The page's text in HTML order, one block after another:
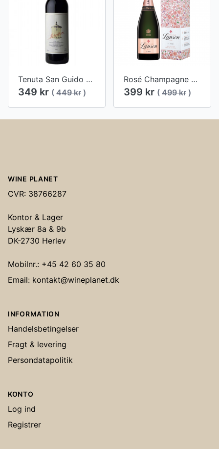
Tenuta San Guido Guidalberto, Toscana, 2017
349 kr ( 449 kr )
Rosé Champagne Lanson (Limited Edition, Wimbledon)
399 kr ( 499 kr )
WINE PLANET
CVR: 38766287
Kontor & Lager
Lyskær 8a & 9b
DK-2730 Herlev
Mobilnr.: +45 42 60 35 80
Email: kontakt@wineplanet.dk
INFORMATION
Handelsbetingelser
Fragt & levering
Persondatapolitik
KONTO
Log ind
Registrer